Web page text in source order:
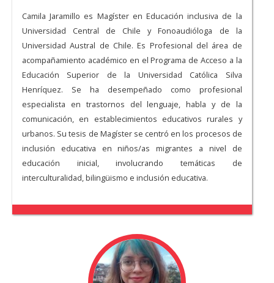
Camila Jaramillo es Magíster en Educación inclusiva de la
Universidad Central de Chile y Fonoaudióloga de la
Universidad Austral de Chile. Es Profesional del área de
acompañamiento académico en el Programa de Acceso a la
Educación Superior de la Universidad Católica Silva
Henríquez. Se ha desempeñado como profesional
especialista en trastornos del lenguaje, habla y de la
comunicación, en establecimientos educativos rurales y
urbanos. Su tesis de Magíster se centró en los procesos de
inclusión educativa en niños/as migrantes a nivel de
educación inicial, involucrando temáticas de
interculturalidad, bilingüismo e inclusión educativa.